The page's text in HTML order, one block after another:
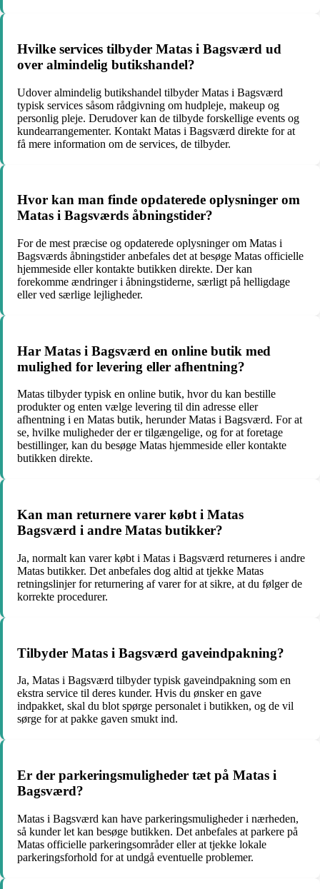
Hvilke services tilbyder Matas i Bagsværd ud
over almindelig butikshandel?
Udover almindelig butikshandel tilbyder Matas i Bagsværd
typisk services såsom rådgivning om hudpleje, makeup og
personlig pleje. Derudover kan de tilbyde forskellige events og
kundearrangementer. Kontakt Matas i Bagsværd direkte for at
få mere information om de services, de tilbyder.
Hvor kan man finde opdaterede oplysninger om
Matas i Bagsværds åbningstider?
For de mest præcise og opdaterede oplysninger om Matas i
Bagsværds åbningstider anbefales det at besøge Matas officielle
hjemmeside eller kontakte butikken direkte. Der kan
forekomme ændringer i åbningstiderne, særligt på helligdage
eller ved særlige lejligheder.
Har Matas i Bagsværd en online butik med
mulighed for levering eller afhentning?
Matas tilbyder typisk en online butik, hvor du kan bestille
produkter og enten vælge levering til din adresse eller
afhentning i en Matas butik, herunder Matas i Bagsværd. For at
se, hvilke muligheder der er tilgængelige, og for at foretage
bestillinger, kan du besøge Matas hjemmeside eller kontakte
butikken direkte.
Kan man returnere varer købt i Matas
Bagsværd i andre Matas butikker?
Ja, normalt kan varer købt i Matas i Bagsværd returneres i andre
Matas butikker. Det anbefales dog altid at tjekke Matas
retningslinjer for returnering af varer for at sikre, at du følger de
korrekte procedurer.
Tilbyder Matas i Bagsværd gaveindpakning?
Ja, Matas i Bagsværd tilbyder typisk gaveindpakning som en
ekstra service til deres kunder. Hvis du ønsker en gave
indpakket, skal du blot spørge personalet i butikken, og de vil
sørge for at pakke gaven smukt ind.
Er der parkeringsmuligheder tæt på Matas i
Bagsværd?
Matas i Bagsværd kan have parkeringsmuligheder i nærheden,
så kunder let kan besøge butikken. Det anbefales at parkere på
Matas officielle parkeringsområder eller at tjekke lokale
parkeringsforhold for at undgå eventuelle problemer.